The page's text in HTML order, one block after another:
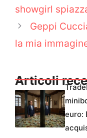
showgirl
Geppi
la mia
Articoli
euro: